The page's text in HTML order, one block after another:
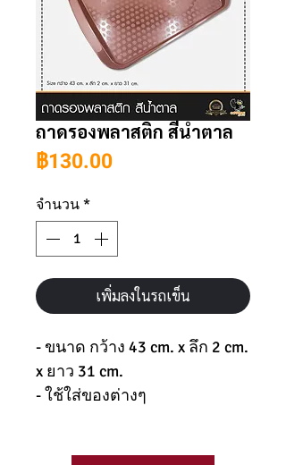
ถาดรองพลาสติก สีน้ำตาล
฿130.00ราคา
จำนวน *
เพิ่มลงในรถเข็น
- ขนาด กว้าง 43 cm. x ลึก 2 cm.
x ยาว 31 cm.
- ใช้ใส่ของต่างๆ